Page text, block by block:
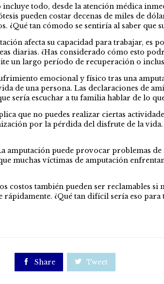
todo, desde la atención médica
pueden costar decenas de miles de
tan cómodo se sentiría al saber que
afecta su capacidad para trabajar, es
diarias. ¿Has considerado cómo esto
un largo período de recuperación o
emocional y físico tras una
de una persona. Las declaraciones de
sería escuchar a tu familia hablar de lo
que no puedes realizar ciertas
por la pérdida del disfrute de la
amputación puede provocar problemas
muchas víctimas de amputación
costos también pueden ser reclamables
rápidamente. ¿Qué tan difícil sería eso para
 Share  Tweet